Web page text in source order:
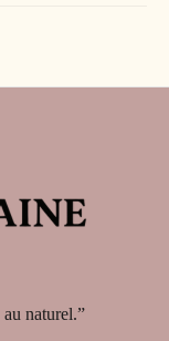
au naturel.”